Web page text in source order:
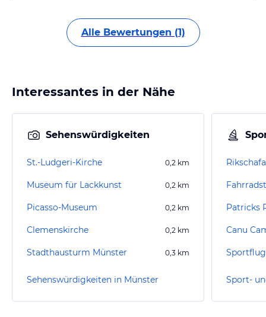
Alle Bewertungen (1)
Interessantes in der Nähe
Sehenswürdigkeiten
St.-Ludgeri-Kirche 0,2 km
Museum für Lackkunst 0,2 km
Picasso-Museum 0,2 km
Clemenskirche 0,2 km
Stadthausturm Münster 0,3 km
Sehenswürdigkeiten in Münster
Patricks
Canu